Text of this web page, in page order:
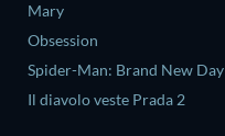
Mary
Obsession
Spider-Man: Brand New Day
Il diavolo veste Prada 2